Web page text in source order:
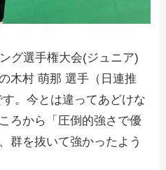
グ選手権大会(ジュニア)
木村 萌那 選手（日連推
。今とは違ってあどけな
ろから「圧倒的強さで優
群を抜いて強かったよう